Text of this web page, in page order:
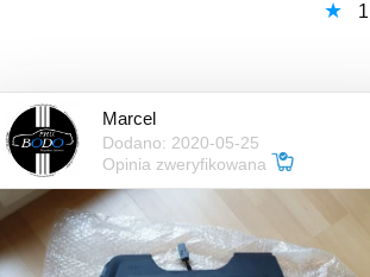
1
Marcel
Dodano: 2020-05-25
Opinia zweryfikowana